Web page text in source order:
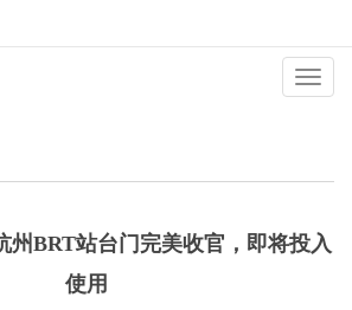
州BRT站台门完美收官，即将投入
使用